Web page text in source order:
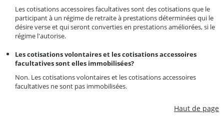
Les cotisations accessoires facultatives sont des cotisations que le
participant à un régime de retraite à prestations déterminées qui le
désire verse et qui seront converties en prestations améliorées, si le
régime l'autorise.
Les cotisations volontaires et les cotisations accessoires
facultatives sont elles immobilisées?
Non. Les cotisations volontaires et les cotisations accessoires
facultatives ne sont pas immobilisées.
Haut de page